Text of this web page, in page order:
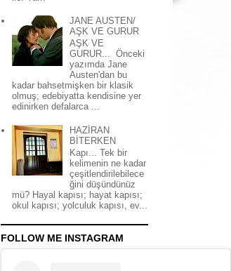
JANE AUSTEN/
AŞK VE GURUR
AŞK VE
GURUR... Önceki
yazımda Jane
Austen'dan bu
kadar bahsetmişken bir klasik
olmuş; edebiyatta kendisine yer
edinirken defalarca ...
HAZİRAN
BİTERKEN
Kapı... Tek bir
kelimenin ne kadar
çeşitlendirilebilece
ğini düşündünüz
mü? Hayal kapısı; hayat kapısı;
okul kapısı; yolculuk kapısı, ev...
FOLLOW ME INSTAGRAM